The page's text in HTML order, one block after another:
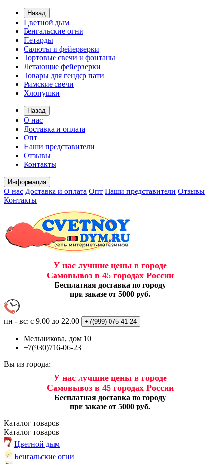
Назад
Цветной дым
Бенгальские огни
Петарды
Салюты и фейерверки
Тортовые свечи и фонтаны
Летающие фейерверки
Товары для гендер пати
Римские свечи
Хлопушки
Назад
О нас
Доставка и оплата
Опт
Наши представители
Отзывы
Контакты
Информация
О нас Доставка и оплата Опт Наши представители Отзывы
Контакты
У нас лучшие цены в городе
Самовывоз в 45 городах России
Бесплатная доставка по городу
при заказе от 5000 руб.
пн - вс: с 9.00 до 22.00 +7(999) 075-41-24
Мельникова, дом 10
+7(930)716-06-23
Вы из города:
У нас лучшие цены в городе
Самовывоз в 45 городах России
Бесплатная доставка по городу
при заказе от 5000 руб.
Каталог товаров
Каталог товаров
Цветной дым
Бенгальские огни